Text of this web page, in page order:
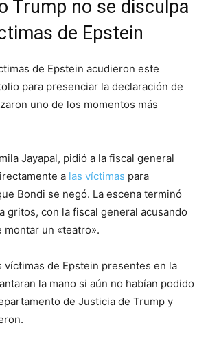
Trump no se disculpa
de Epstein
de Epstein acudieron este
para presenciar la declaración de
uno de los momentos más
Jayapal, pidió a la fiscal general
a las víctimas para
Bondi se negó. La escena terminó
gritos, con la fiscal general acusando
montar un «teatro».
víctimas de Epstein presentes en la
la mano si aún no habían podido
de Justicia de Trump y